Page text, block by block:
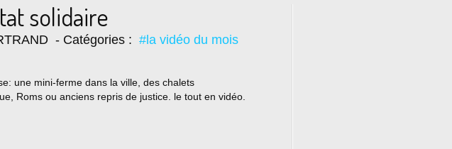
solidaire
- Catégories : #la vidéo du mois
une mini-ferme dans la ville, des chalets
Roms ou anciens repris de justice. le tout en vidéo.